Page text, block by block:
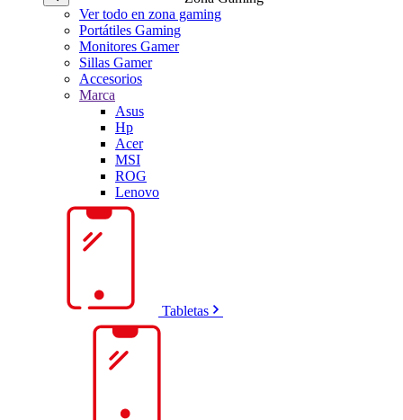
Ver todo en zona gaming
Portátiles Gaming
Monitores Gamer
Sillas Gamer
Accesorios
Marca
Asus
Hp
Acer
MSI
ROG
Lenovo
Tabletas